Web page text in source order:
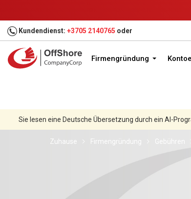
Kundendienst: +3705 2140765 oder
Firmengründung
Sie lesen eine Deutsche Übersetzung durch ein AI-
Zuhause Firmengründung Gebühren